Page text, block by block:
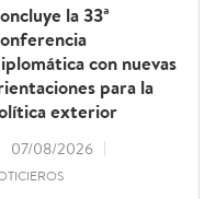
la 33ª
con nuevas
para la
exterior
07/08/2026